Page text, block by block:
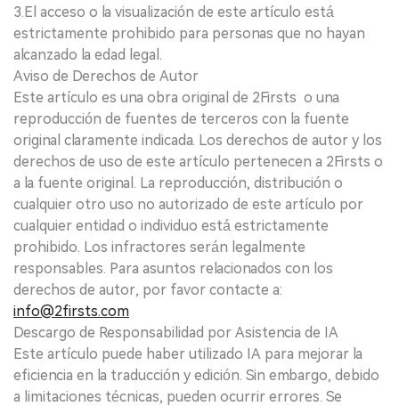
3.El acceso o la visualización de este artículo está
estrictamente prohibido para personas que no hayan
alcanzado la edad legal.
Aviso de Derechos de Autor
Este artículo es una obra original de 2Firsts o una
reproducción de fuentes de terceros con la fuente
original claramente indicada. Los derechos de autor y los
derechos de uso de este artículo pertenecen a 2Firsts o
a la fuente original. La reproducción, distribución o
cualquier otro uso no autorizado de este artículo por
cualquier entidad o individuo está estrictamente
prohibido. Los infractores serán legalmente
responsables. Para asuntos relacionados con los
derechos de autor, por favor contacte a:
info@2firsts.com
Descargo de Responsabilidad por Asistencia de IA
Este artículo puede haber utilizado IA para mejorar la
eficiencia en la traducción y edición. Sin embargo, debido
a limitaciones técnicas, pueden ocurrir errores. Se